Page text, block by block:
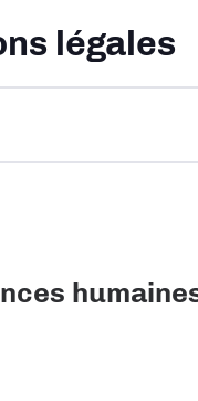
légales